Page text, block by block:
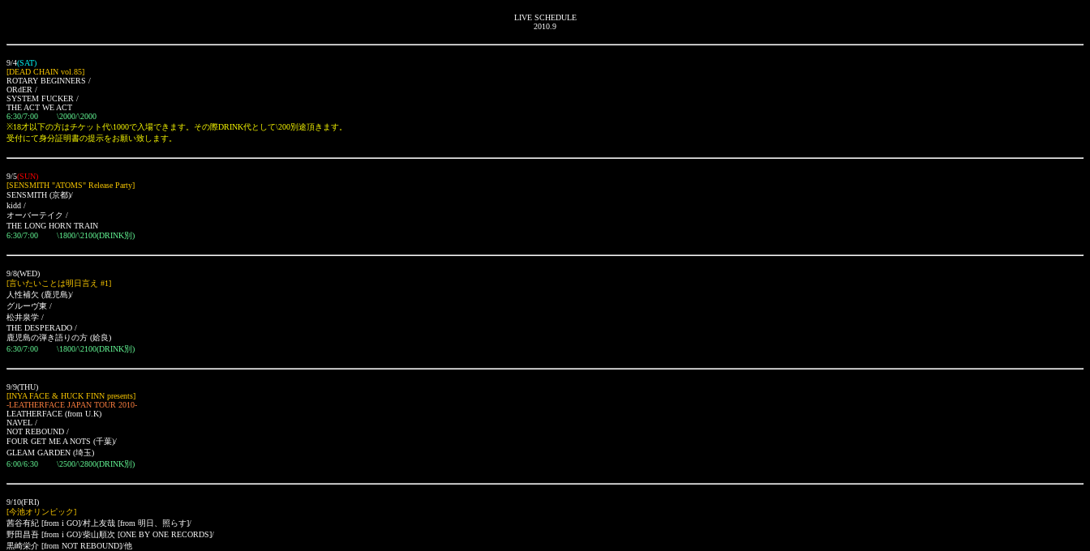
LIVE SCHEDULE
2010.9
9/4(SAT)
[DEAD CHAIN vol.85]
ROTARY BEGINNERS /
ORdER /
SYSTEM FUCKER /
THE ACT WE ACT
6:30/7:00 \2000/\2000
※18才以下の方はチケット代\1000で入場できます。その際DRINK代として\200別途頂きます。
受付にて身分証明書の提示をお願い致します。
9/5(SUN)
[SENSMITH "ATOMS" Release Party]
SENSMITH (京都)/
kidd /
オーバーテイク /
THE LONG HORN TRAIN
6:30/7:00 \1800/\2100(DRINK別)
9/8(WED)
[言いたいことは明日言え #1]
人性補欠 (鹿児島)/
グルーヴ東 /
松井泉学 /
THE DESPERADO /
鹿児島の弾き語りの方 (姶良)
6:30/7:00 \1800/\2100(DRINK別)
9/9(THU)
[INYA FACE & HUCK FINN presents]
-LEATHERFACE JAPAN TOUR 2010-
LEATHERFACE (from U.K)
NAVEL /
NOT REBOUND /
FOUR GET ME A NOTS (千葉)/
GLEAM GARDEN (埼玉)
6:00/6:30 \2500/\2800(DRINK別)
9/10(FRI)
[今池オリンピック]
茜谷有紀 [from i GO]/村上友哉 [from 明日、照らす]/
野田昌吾 [from i GO]/柴山順次 [ONE BY ONE RECORDS]/
黒崎栄介 [from NOT REBOUND]/他